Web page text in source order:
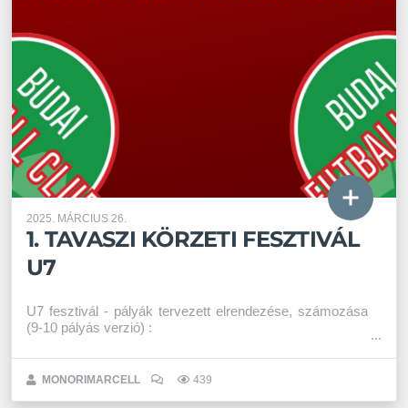
2025. MÁRCIUS 26.
1. TAVASZI KÖRZETI FESZTIVÁL
U7
U7 fesztivál - pályák tervezett elrendezése, számozása
(9-10 pályás verzió) :
MONORIMARCELL 439